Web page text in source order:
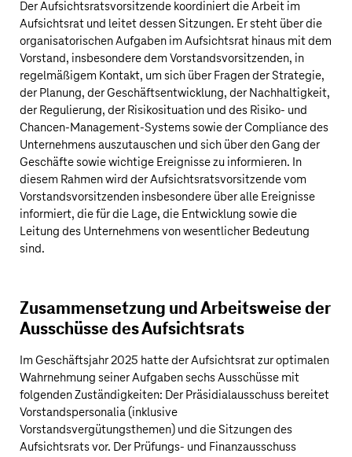
Der Aufsichtsratsvorsitzende koordiniert die Arbeit im
Aufsichtsrat und leitet dessen Sitzungen. Er steht über die
organisatorischen Aufgaben im Aufsichtsrat hinaus mit dem
Vorstand, insbesondere dem Vorstandsvorsitzenden, in
regelmäßigem Kontakt, um sich über Fragen der Strategie,
der Planung, der Geschäftsentwicklung, der Nachhaltigkeit,
der Regulierung, der Risikosituation und des Risiko- und
Chancen-Management-Systems sowie der Compliance des
Unternehmens auszutauschen und sich über den Gang der
Geschäfte sowie wichtige Ereignisse zu informieren. In
diesem Rahmen wird der Aufsichtsratsvorsitzende vom
Vorstandsvorsitzenden insbesondere über alle Ereignisse
informiert, die für die Lage, die Entwicklung sowie die
Leitung des Unternehmens von wesentlicher Bedeutung
sind.
Zusammensetzung und Arbeitsweise der
Ausschüsse des Aufsichtsrats
Im Geschäftsjahr 2025 hatte der Aufsichtsrat zur optimalen
Wahrnehmung seiner Aufgaben sechs Ausschüsse mit
folgenden Zuständigkeiten: Der Präsidialausschuss bereitet
Vorstandspersonalia (inklusive
Vorstandsvergütungsthemen) und die Sitzungen des
Aufsichtsrats vor. Der Prüfungs- und Finanzausschuss